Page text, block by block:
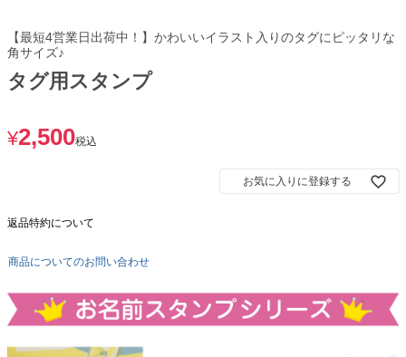
【最短4営業日出荷中！】かわいいイラスト入りのタグにピッタリな
角サイズ♪
タグ用スタンプ
¥2,500税込
お気に入りに登録する
返品特約について
商品についてのお問い合わせ